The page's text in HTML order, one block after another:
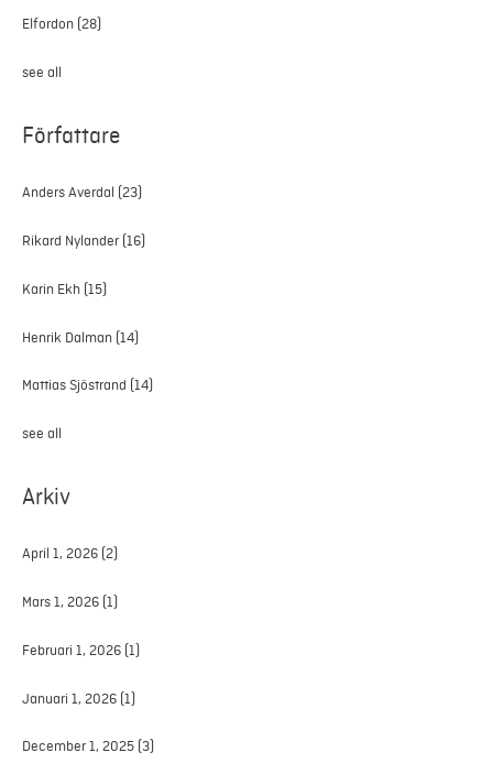
Elfordon (28)
see all
Författare
Anders Averdal (23)
Rikard Nylander (16)
Karin Ekh (15)
Henrik Dalman (14)
Mattias Sjöstrand (14)
see all
Arkiv
April 1, 2026 (2)
Mars 1, 2026 (1)
Februari 1, 2026 (1)
Januari 1, 2026 (1)
December 1, 2025 (3)